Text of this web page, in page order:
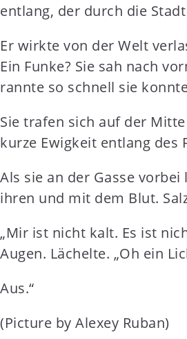
entlang, der durch die
Er wirkte von der Welt
Ein Funke? Sie sah nach
rannte so schnell sie
Sie trafen sich auf der
kurze Ewigkeit entlang des
Als sie an der Gasse
ihren und mit dem Blut.
„Mir ist nicht kalt. Es ist
Augen. Lächelte. „Oh ein
Aus.“
(Picture by Alexey Ruban)